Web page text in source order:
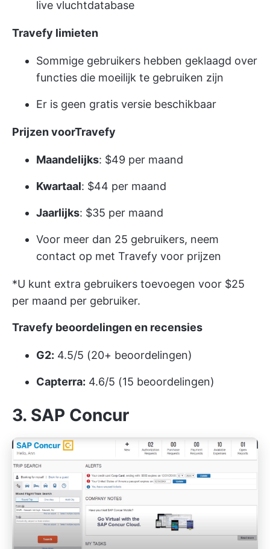
live vluchtdatabase
Travefy limieten
Sommige gebruikers hebben geklaagd over
functies die moeilijk te gebruiken zijn
Er is geen gratis versie beschikbaar
Prijzen voorTravefy
Maandelijks: $49 per maand
Kwartaal: $44 per maand
Jaarlijks: $35 per maand
Voor meer dan 25 gebruikers, neem
contact op met Travefy voor prijzen
*U kunt extra gebruikers toevoegen voor $25
per maand per gebruiker.
Travefy beoordelingen en recensies
G2: 4.5/5 (20+ beoordelingen)
Capterra: 4.6/5 (15 beoordelingen)
3. SAP Concur